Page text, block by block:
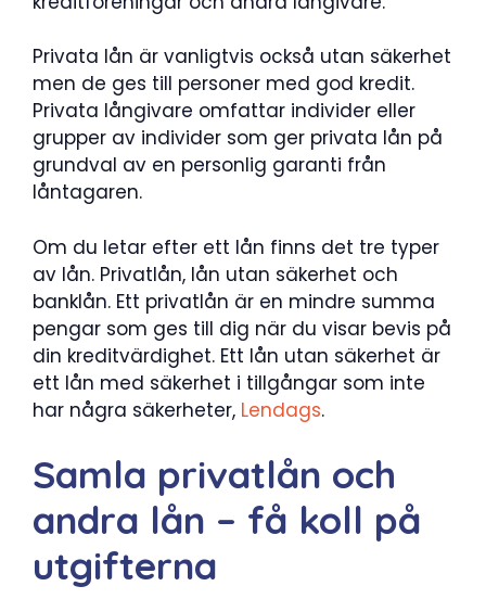
Privata lån är vanligtvis också utan säkerhet
men de ges till personer med god kredit.
Privata långivare omfattar individer eller
grupper av individer som ger privata lån på
grundval av en personlig garanti från
låntagaren.
Om du letar efter ett lån finns det tre typer
av lån. Privatlån, lån utan säkerhet och
banklån. Ett privatlån är en mindre summa
pengar som ges till dig när du visar bevis på
din kreditvärdighet. Ett lån utan säkerhet är
ett lån med säkerhet i tillgångar som inte
har några säkerheter, Lendags.
Samla privatlån och
andra lån – få koll på
utgifterna